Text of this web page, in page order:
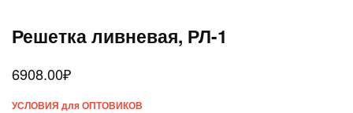
Решетка ливневая, РЛ-1
6908.00₽
УСЛОВИЯ для ОПТОВИКОВ